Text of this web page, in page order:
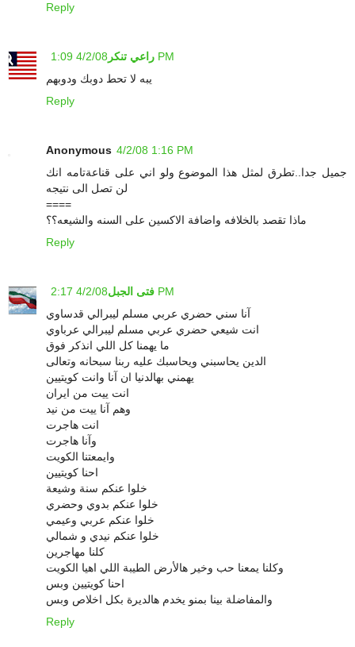
Reply
راعي تنكر 4/2/08 1:09 PM
يبه لا تحط دوبك ودوبهم
Reply
Anonymous 4/2/08 1:16 PM
جميل جدا..تطرق لمثل هذا الموضوع ولو اني على قناعةتامه انك
لن تصل الى نتيجه
====
ماذا تقصد بالخلافه واضافة الاكسين على السنه والشيعه؟؟
Reply
فتى الجبل 4/2/08 2:17 PM
آنا سني حضري عربي مسلم ليبرالي قدساوي
انت شيعي حضري عربي مسلم ليبرالي عرباوي
ما يهمنا كل اللي انذكر فوق
الدين يحاسبني ويحاسبك عليه ربنا سبحانه وتعالى
يهمني بهالدنيا ان آنا وانت كويتيين
انت ييت من ايران
وهم آنا ييت من نيد
انت هاجرت
وآنا هاجرت
وايمعتنا الكويت
احنا كويتيين
خلوا عنكم سنة وشيعة
خلوا عنكم بدوي وحضري
خلوا عنكم عربي وعيمي
خلوا عنكم نيدي و شمالي
كلنا مهاجرين
وكلنا يمعنا حب وخير هالأرض الطيبة اللي اهيا الكويت
احنا كويتيين وبس
والمفاضلة بينا بمنو يخدم هالديرة بكل اخلاص وبس
Reply